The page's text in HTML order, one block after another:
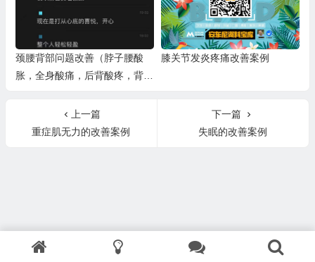
颈腰背部问题改善（脖子腰酸
胀，全身酸痛，后背酸疼，背部
膝关节发炎疼痛改善案例
上一篇
重症肌无力的改善案例
下一篇
失眠的改善案例